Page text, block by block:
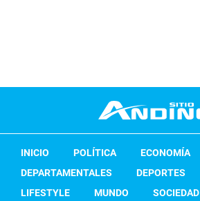
INICIO POLÍTICA ECONOMÍA
DEPARTAMENTALES
DEPORTES
LIFESTYLE
MUNDO SOCIEDAD